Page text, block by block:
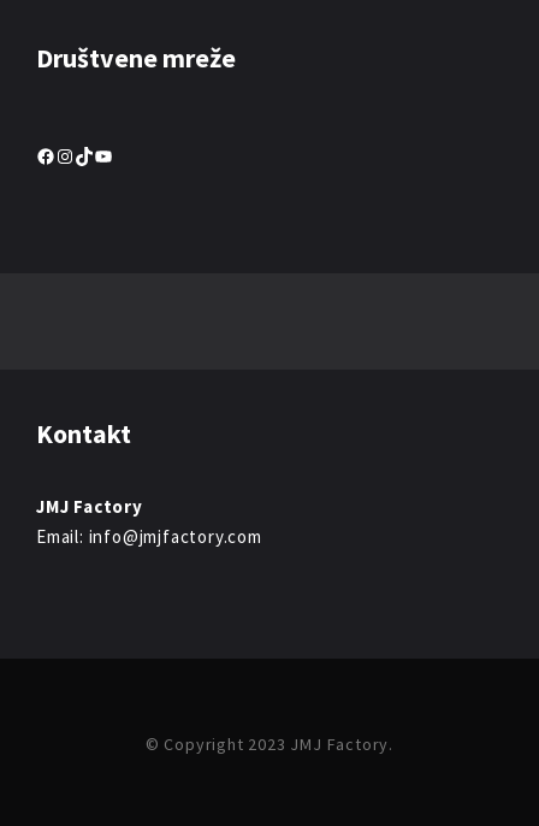
Društvene mreže
Facebook
Instagram
TikTok
YouTube
Kontakt
JMJ Factory
Email: info@jmjfactory.com
© Copyright 2023 JMJ Factory.